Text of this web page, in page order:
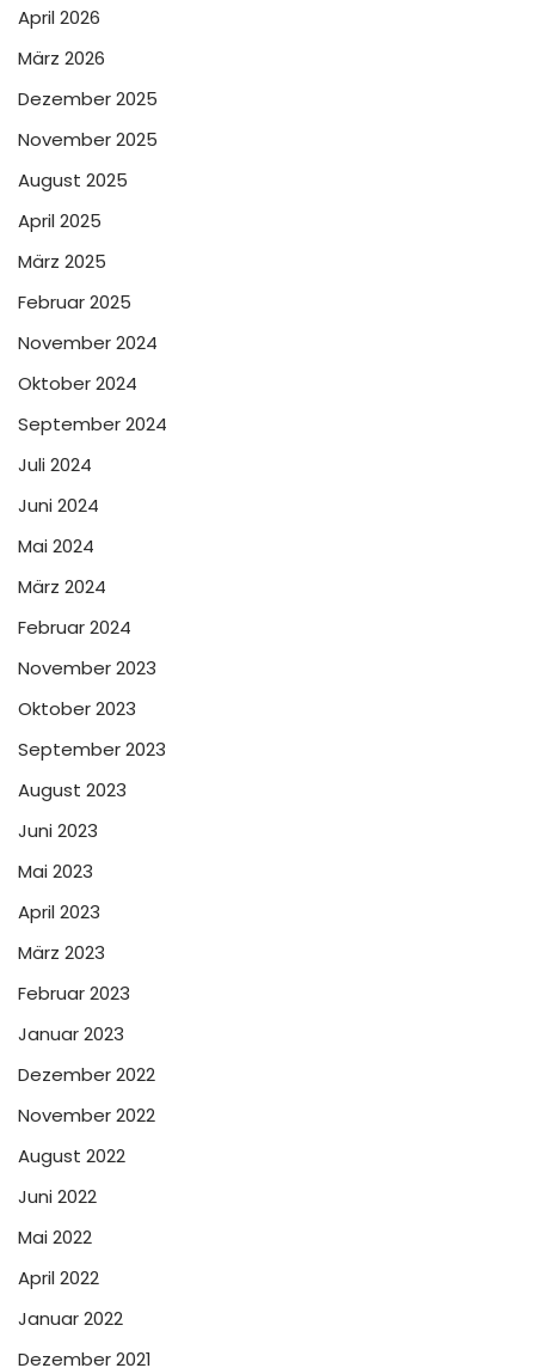
April 2026
März 2026
Dezember 2025
November 2025
August 2025
April 2025
März 2025
Februar 2025
November 2024
Oktober 2024
September 2024
Juli 2024
Juni 2024
Mai 2024
März 2024
Februar 2024
November 2023
Oktober 2023
September 2023
August 2023
Juni 2023
Mai 2023
April 2023
März 2023
Februar 2023
Januar 2023
Dezember 2022
November 2022
August 2022
Juni 2022
Mai 2022
April 2022
Januar 2022
Dezember 2021